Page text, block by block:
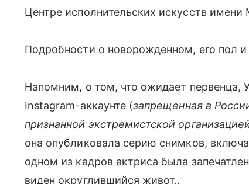
Центре исполнительских искусств
Подробности о новорожденном, его пол
Напомним, о том, что ожидает первенца,
Instagram-аккаунте (запрещенная в
признанной экстремистской
она опубликовала серию снимков,
одном из кадров актриса была
виден округлившийся живот,.